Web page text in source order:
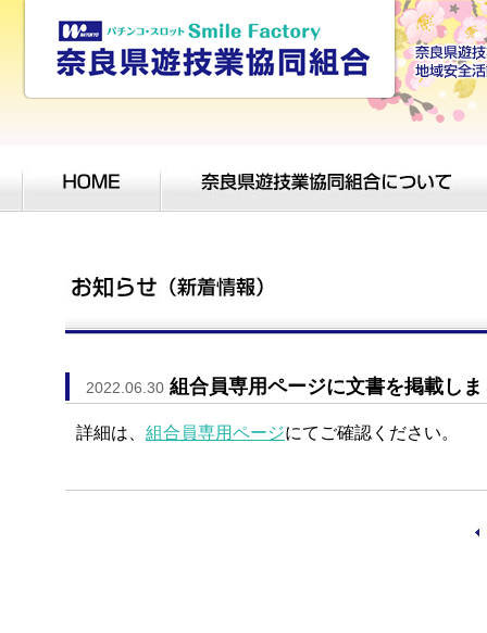
2022.06.30 組合員専用ページに文書を掲載しま
詳細は、 組合員専用ページにてご確認ください。